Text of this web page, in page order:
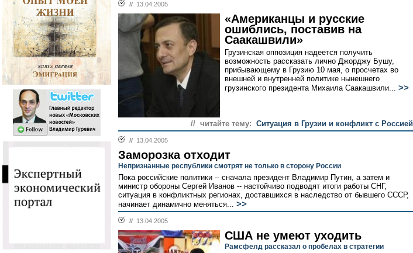
// 13.04.2005
«Американцы и русские
ошиблись, поставив на
Саакашвили»
Грузинская оппозиция надеется получить
возможность рассказать лично Джорджу Бушу,
прибывающему в Грузию 10 мая, о просчетах во
внешней и внутренней политике нынешнего
грузинского президента Михаила Саакашвили... >>
// читайте тему: Ситуация в Грузии и конфликт с Россией
// 13.04.2005
Заморозка отходит
Непризнанные республики смотрят не только в сторону России
Пока российские политики -- сначала президент Владимир Путин, а затем и
министр обороны Сергей Иванов -- настойчиво подводят итоги работы СНГ,
ситуация в конфликтных регионах, доставшихся в наследство от бывшего СССР,
начинает динамично меняться... >>
// 13.04.2005
США не умеют уходить
Рамсфелд рассказал о пробелах в стратегии